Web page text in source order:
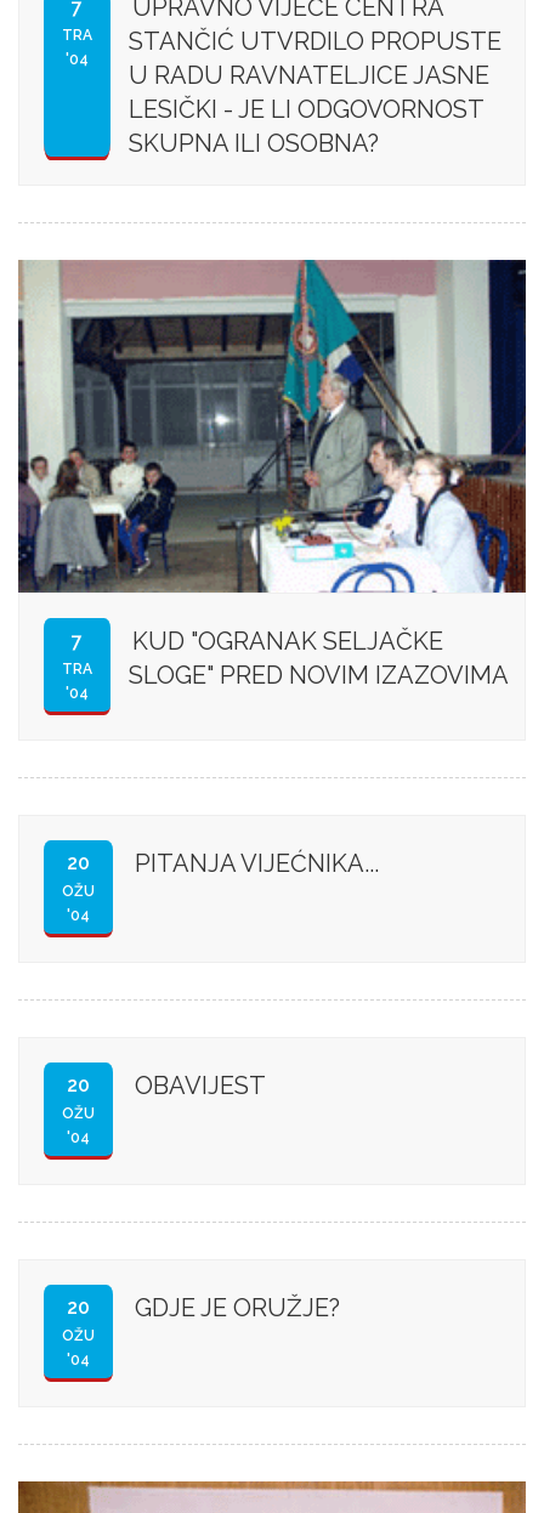
7
TRA
'04
UPRAVNO VIJEĆE CENTRA
STANČIĆ UTVRDILO PROPUSTE
U RADU RAVNATELJICE JASNE
LESIČKI - JE LI ODGOVORNOST
SKUPNA ILI OSOBNA?
7
TRA
'04
KUD "OGRANAK SELJAČKE
SLOGE" PRED NOVIM IZAZOVIMA
20
OŽU
'04
PITANJA VIJEĆNIKA...
20
OŽU
'04
OBAVIJEST
20
OŽU
'04
GDJE JE ORUŽJE?